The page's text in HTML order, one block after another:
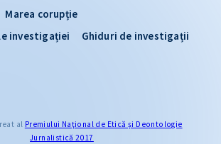
Marea corupție
investigației
Ghiduri de investigații
al Premiului Naţional de Etică și Deontologie
Jurnalistică 2017